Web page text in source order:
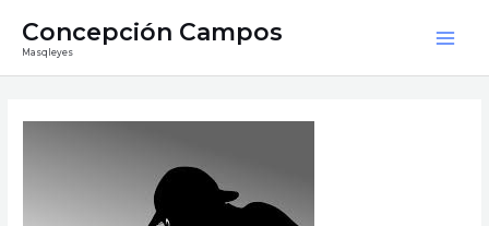
Concepción Campos
Masqleyes